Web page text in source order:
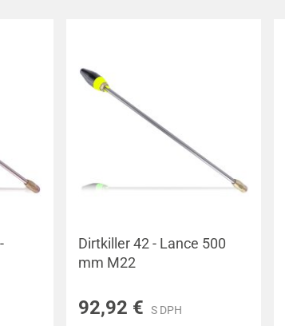
Dirtkiller 42 - Lance 500
mm M22
92,92 € S DPH